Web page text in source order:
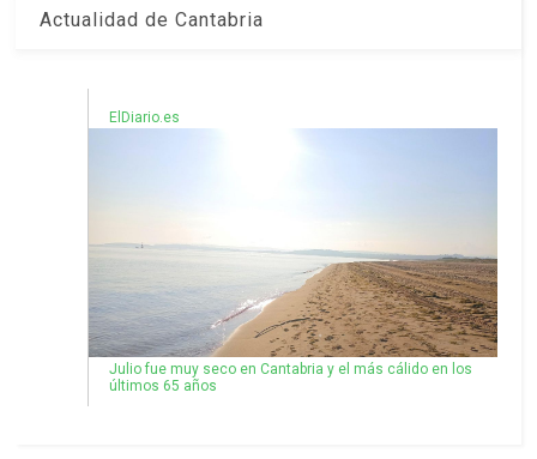
Actualidad de Cantabria
ElDiario.es
Julio fue muy seco en Cantabria y el más cálido en los
últimos 65 años